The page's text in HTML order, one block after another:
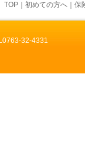
TOP 初めての方へ 保
32-4331